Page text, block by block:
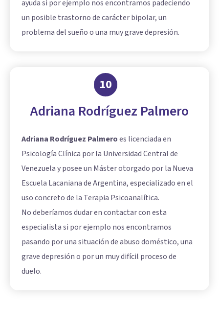
ayuda si por ejemplo nos encontramos padeciendo
un posible trastorno de carácter bipolar, un
problema del sueño o una muy grave depresión.
10
Adriana Rodríguez Palmero
Adriana Rodríguez Palmeroes licenciada en
Psicología Clínica por la Universidad Central de
Venezuela y posee un Máster otorgado por la Nueva
Escuela Lacaniana de Argentina, especializado en el
uso concreto de la Terapia Psicoanalítica.
No deberíamos dudar en contactar con esta
especialista si por ejemplo nos encontramos
pasando por una situación de abuso doméstico, una
grave depresión o por un muy difícil proceso de
duelo.